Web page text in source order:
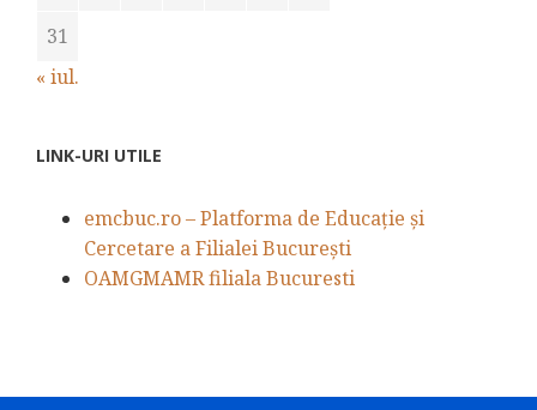
31
« iul.
LINK-URI UTILE
emcbuc.ro – Platforma de Educație și
Cercetare a Filialei București
OAMGMAMR filiala Bucuresti